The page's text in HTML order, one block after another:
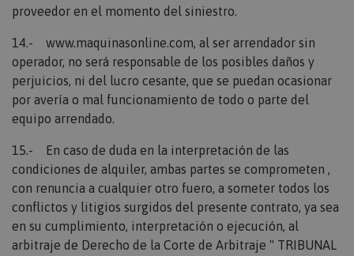
proveedor en el momento del siniestro.
14.- www.maquinasonline.com, al ser arrendador sin
operador, no será responsable de los posibles daños y
perjuicios, ni del lucro cesante, que se puedan ocasionar
por avería o mal funcionamiento de todo o parte del
equipo arrendado.
15.- En caso de duda en la interpretación de las
condiciones de alquiler, ambas partes se comprometen ,
con renuncia a cualquier otro fuero, a someter todos los
conflictos y litigios surgidos del presente contrato, ya sea
en su cumplimiento, interpretación o ejecución, al
arbitraje de Derecho de la Corte de Arbitraje " TRIBUNAL
recently_compared_product
www.maquinasonline.com
1 día
Almacena ID de productos de productos
comparados recientemente.
product_data_storage
Adobe Inc.
www.maquinasonline.com
Almacena la configuración de los datos de
productos relacionados con productos vistos /
comparados recientemente.
private_content_version